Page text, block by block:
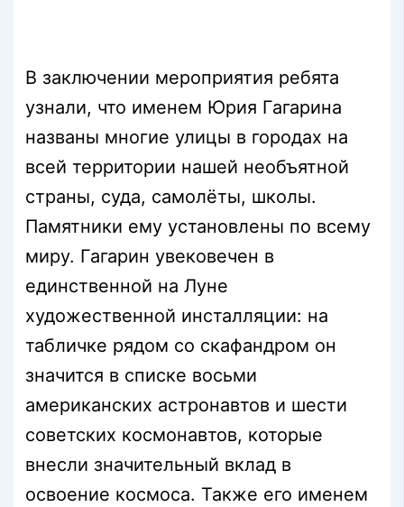
В заключении мероприятия ребята
узнали, что именем Юрия Гагарина
названы многие улицы в городах на
всей территории нашей необъятной
страны, суда, самолёты, школы.
Памятники ему установлены по всему
миру. Гагарин увековечен в
единственной на Луне
художественной инсталляции: на
табличке рядом со скафандром он
значится в списке восьми
американских астронавтов и шести
советских космонавтов, которые
внесли значительный вклад в
освоение космоса. Также его именем